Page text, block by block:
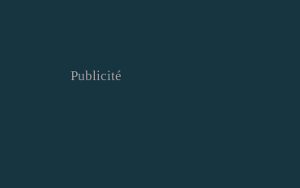
Publicité